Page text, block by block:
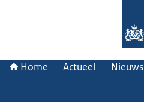
Home Actueel Nieuws